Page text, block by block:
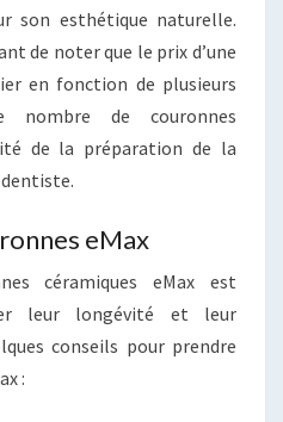
son esthétique naturelle.
de noter que le prix d’une
en fonction de plusieurs
de couronnes
de la préparation de la
eMax
céramiques eMax est
leur longévité et leur
conseils pour prendre
: